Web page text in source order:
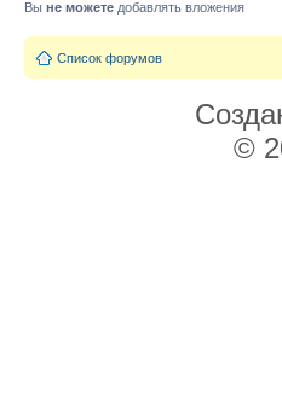
Вы не можете добавлять вложения
Список форумов
©